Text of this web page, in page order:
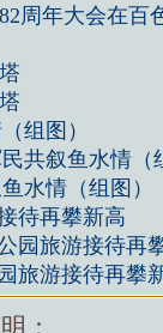
周年大会在百
组图）
共叙鱼水情（
水情（组图）
待再攀新高
园旅游接待再
旅游接待再攀
：